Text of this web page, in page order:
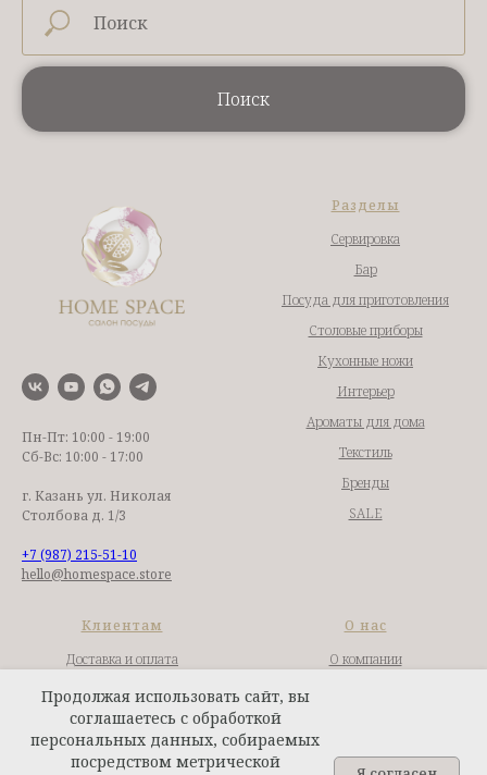
Поиск
Пн-Пт: 10:00 - 19:00
Сб-Вс: 10:00 - 17:00
г. Казань ул. Николая
Столбова д. 1/3
+7 (987) 215-51-10
hello@homespace.store
Разделы
Сервировка
Бар
Посуда для приготовления
Столовые приборы
Кухонные ножи
Интерьер
Ароматы для дома
Текстиль
Бренды
SALE
Клиентам
Доставка и оплата
Гарантии и возврат
Сотрудничество
Подбор посуды
О нас
О компании
Политика конфиденциальности
Продолжая использовать сайт, вы
соглашаетесь с обработкой
персональных данных, собираемых
посредством метрической